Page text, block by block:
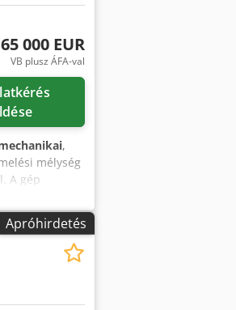
000 EUR
VB plusz ÁFA-val
,
mélység
A gép
m,
szalag
elektromos
Apróhirdetés